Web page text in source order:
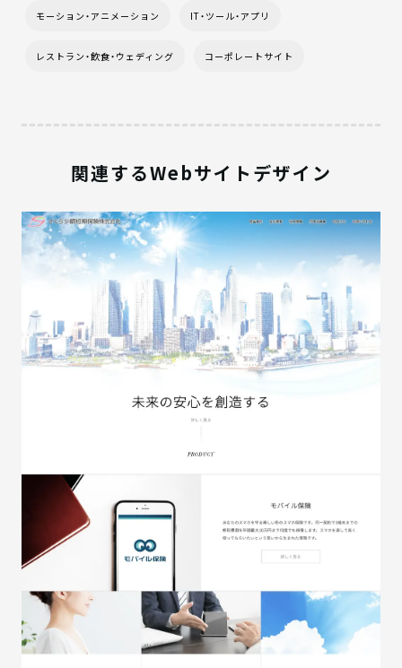
モーション・アニメーション IT・ツール・アプリ
レストラン・飲食・ウェディング コーポレートサイト
関連するWebサイトデザイン